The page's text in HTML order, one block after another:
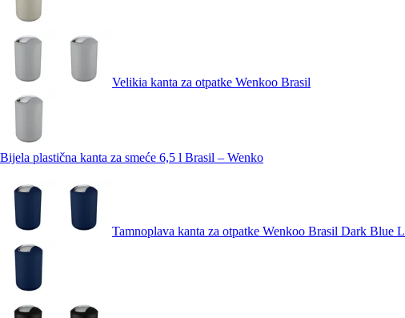
Velikia kanta za otpatke Wenkoo Brasil
Bijela plastična kanta za smeće 6,5 l Brasil – Wenko
Tamnoplava kanta za otpatke Wenkoo Brasil Dark Blue L